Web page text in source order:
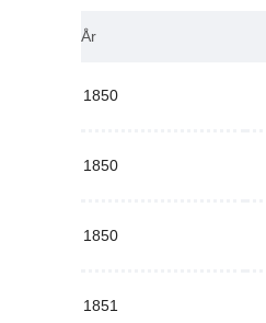
År
1850
1850
1850
1851